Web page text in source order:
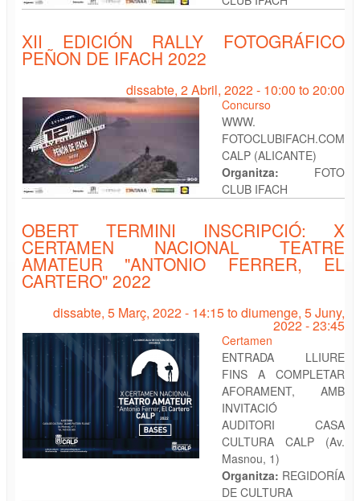
XII EDICIÓN RALLY FOTOGRÁFICO
PEÑON DE IFACH 2022
dissabte, 2 Abril, 2022 - 10:00 to20:00
Concurso
WWW.
FOTOCLUBIFACH.COM
CALP (ALICANTE)
Organitza: FOTO
CLUB IFACH
OBERT TERMINI INSCRIPCIÓ: X
CERTAMEN NACIONAL TEATRE
AMATEUR "ANTONIO FERRER, EL
CARTERO" 2022
dissabte, 5 Març, 2022 - 14:15todiumenge, 5 Juny,
2022 - 23:45
Certamen
ENTRADA LLIURE
FINS A COMPLETAR
AFORAMENT, AMB
INVITACIÓ
AUDITORI CASA
CULTURA CALP (Av.
Masnou, 1)
Organitza: REGIDORÍA
DE CULTURA